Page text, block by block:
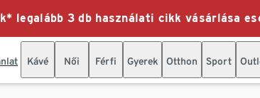
legalább 3 db használati cikk vásárlása
Kávé Női Férfi Gyerek Otthon Sport